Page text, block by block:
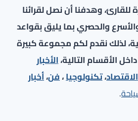
وهدفنا أن نصل لقرائنا
والأسرع والحصري بما يليق بقواعد
لذلك نقدم لكم مجموعة كبيرة
الأقسام التالية،الأخبار
الاقتصاد،تكنولوجيا،فن،أخبار
.